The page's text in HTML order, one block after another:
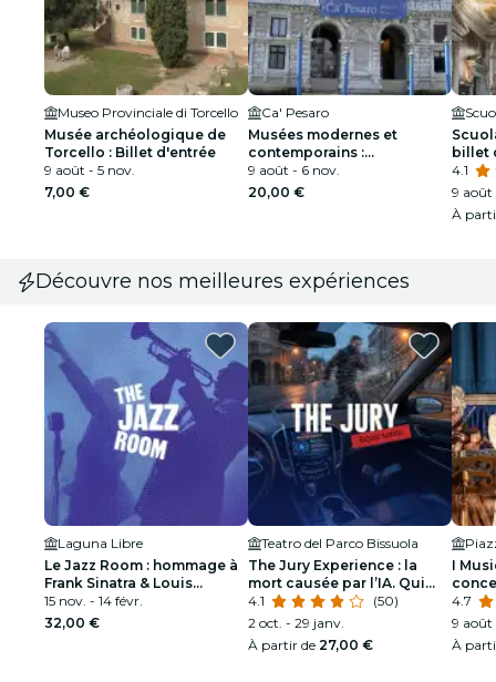
Museo Provinciale di Torcello
Musée archéologique de
Torcello : Billet d'entrée
9 août - 5 nov.
7,00 €
Ca' Pesaro
Musées modernes et
contemporains :
combinaison Palais Ca'
Pesaro et Musée Fortuny
9 août - 6 nov.
20,00 €
billet
4.1
9 août
À
Découvre nos meilleures expériences
Laguna Libre
Le Jazz Room : hommage à
Frank Sinatra & Louis
Armstrong
15 nov. - 14 févr.
32,00 €
Teatro del Parco Bissuola
The Jury Experience : la
mort causée par l’IA. Qui
paie le prix ?
4.1
(50)
2 oct. - 29 janv.
À partir de 27,00 €
I
4.7
9 août
À